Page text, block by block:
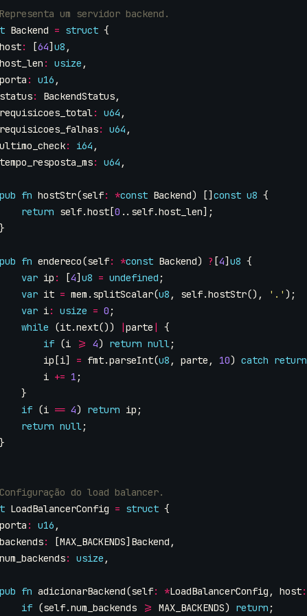
Backend = struct {
host: [64] u8 ,
host_len : usize ,
porta : u16 ,
status: BackendStatus,
requisicoes_total: u64 ,
requisicoes_falhas: u64 ,
ultimo_check: i64 ,
tempo_resposta_ms: u64 ,
pub fn hostStr(self: *const Backend) [] const u8 {
return self.host [0 .. self.host_len];
}
pub fn endereco(self: *const Backend) ? [4] u8 {
var ip : [4] u8 = undefined ;
var it = mem . splitScalar(u8 , self.hostStr(), '.' );
var i: usize = 0 ;
while
(it.next()) |parte |
{
if (i >= 4) return null;
ip [i] = fmt.parseInt(u8 , parte , 10) catch return
i += 1 ;
}
if (i == 4) return ip ;
return null;
}
LoadBalancerConfig = struct {
porta : u16 ,
backends: [MAX_BACKENDS] Backend ,
num_backends: usize ,
pub fn adicionarBackend(self: *LoadBalancerConfig , host:
if (self.num_backends >= MAX_BACKENDS) return ;